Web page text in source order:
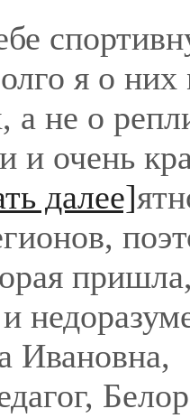
я о
а не о
и очень
далее]
Ивановна,